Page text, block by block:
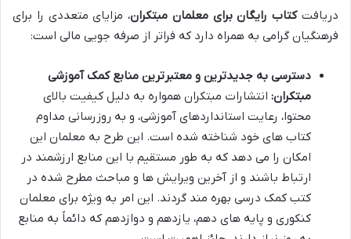
دریافتکتاب رایگان برای معلمان مبتکران، مزایای متعددی را برای
فرهنگیان گرامی به همراه دارد که فراتر از صرفه جویی مالی است:
دسترسی به جدیدترین و معتبرترین منابع کمک آموزشی
مبتکران: انتشارات مبتکران همواره به دلیل کیفیت بالای
محتوا، رعایت استانداردهای آموزشی، و به روزرسانی مداوم
کتاب های خود شناخته شده است. این طرح به معلمان این
امکان را می دهد که به طور مستقیم با این منابع ارزشمند در
ارتباط باشند و از آخرین ویرایش ها و مباحث مطرح شده در
کتب کمک درسی بهره مند گردند. این امر به ویژه برای معلمان
کنکوری و پایه های دهم، یازدهم و دوازدهم که دائماً به منابع